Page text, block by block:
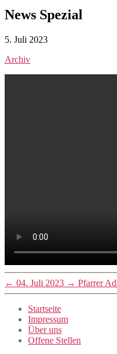
News Spezial
5. Juli 2023
Archiv
← 04. Juli 2023 → Pfarrer
Startseite
Impressum
Über uns
Offene Stellen